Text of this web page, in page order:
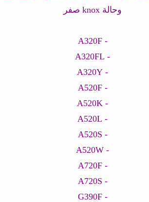
وحالة knox صفر
- A320F
- A320FL
- A320Y
- A520F
- A520K
- A520L
- A520S
- A520W
- A720F
- A720S
- G390F